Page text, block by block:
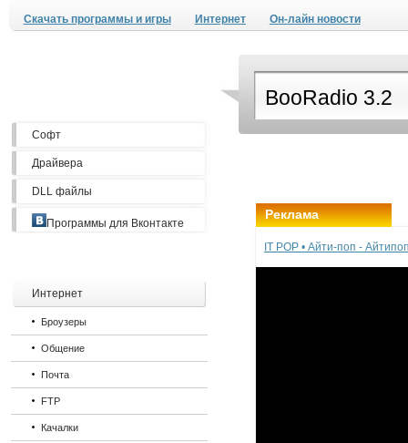
Скачать программы и игры Интернет Он-лайн новости
Софт
Драйвера
DLL файлы
Программы для Вконтакте
Интернет
Броузеры
Общение
Почта
FTP
Качалки
Реклама
IT POP • Айти-поп -